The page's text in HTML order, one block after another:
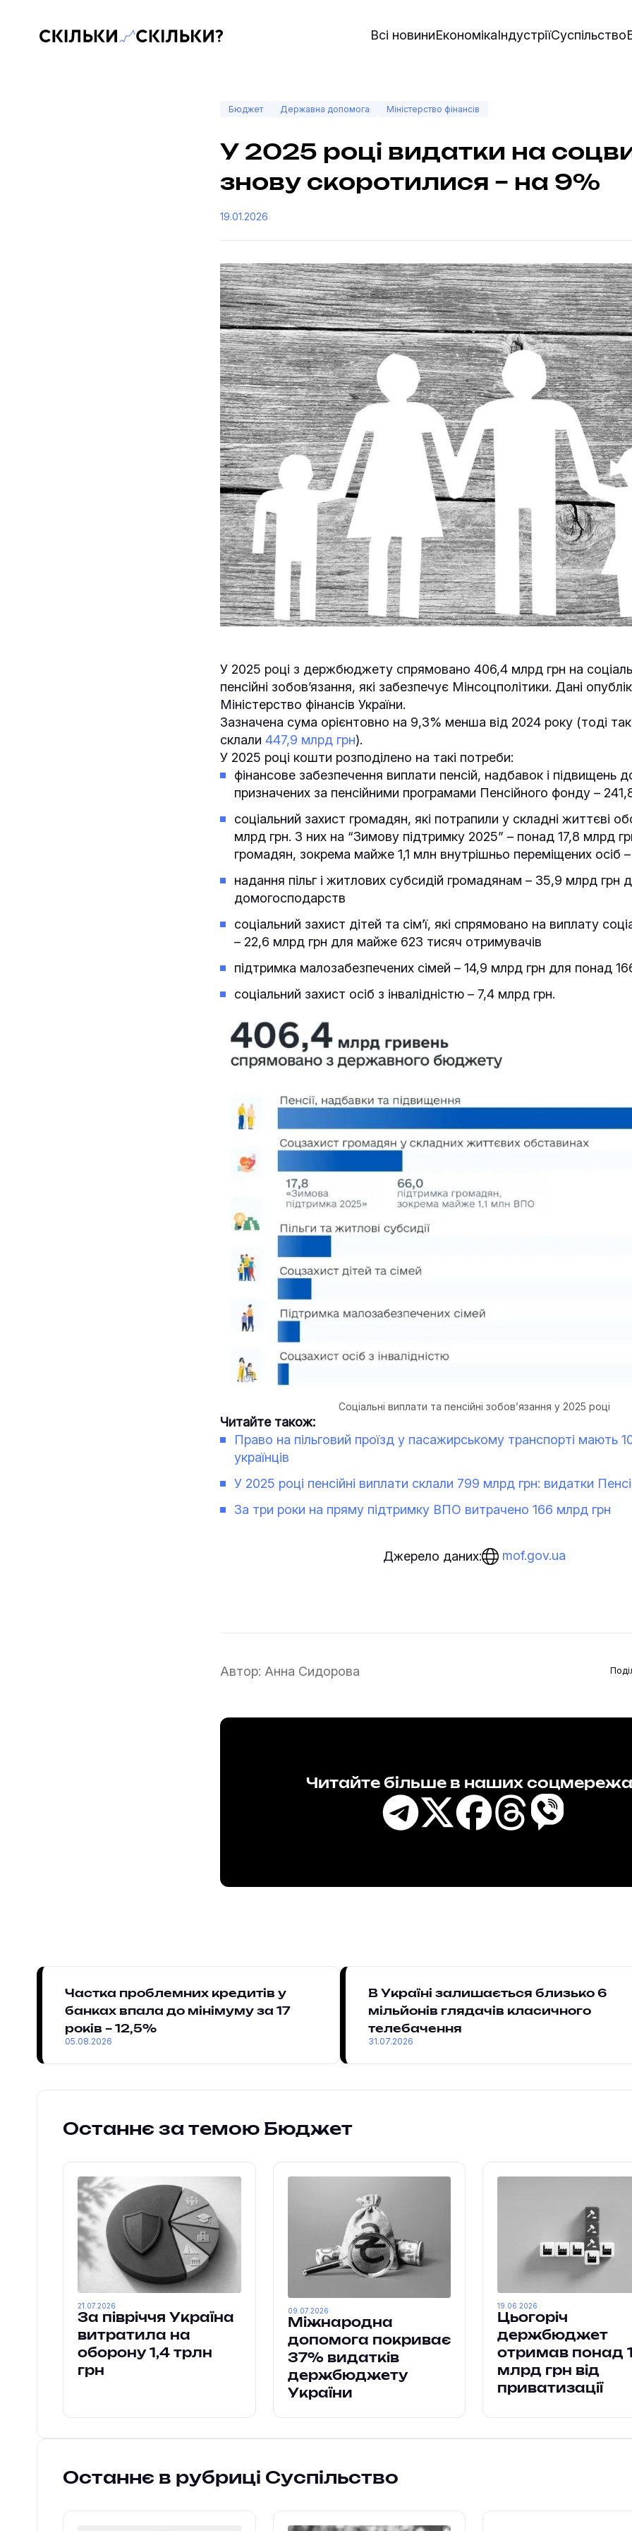
Скільки-скільки? — Медіа про суспільні дані Всі новиниЕкономікаІндустріїСуспільство
Бюджет Державна допомога Міністерство фінансів
У 2025 році видатки на
знову скоротилися – на 9%
19.01.2026
У 2025 році з держбюджету спрямовано 406,4 млрд грн на
пенсійні зобов’язання, які забезпечує Мінсоцполітики. Дані
Міністерство фінансів України.
Зазначена сума орієнтовно на 9,3% менша від 2024 року (тоді
склали 447,9 млрд грн).
У 2025 році кошти розподілено на такі потреби:
фінансове забезпечення виплати пенсій, надбавок і підвищень
призначених за пенсійними програмами Пенсійного фонду –
соціальний захист громадян, які потрапили у складні життєві
млрд грн. З них на “Зимову підтримку 2025” – понад 17,8 млрд
громадян, зокрема майже 1,1 млн внутрішньо переміщених осіб
надання пільг і житлових субсидій громадянам – 35,9 млрд грн
домогосподарств
соціальний захист дітей та сім’ї, які спрямовано на виплату
– 22,6 млрд грн для майже 623 тисяч отримувачів
підтримка малозабезпечених сімей – 14,9 млрд грн для понад
соціальний захист осіб з інвалідністю – 7,4 млрд грн.
Соціальні виплати та пенсійні зобов’язання у 2025 році
Читайте також:
Право на пільговий проїзд у пасажирському транспорті мають
українців
У 2025 році пенсійні виплати склали 799 млрд грн: видатки
За три роки на пряму підтримку ВПО витрачено 166 млрд грн
Джерело даних: mof.gov.ua
Автор: Анна Сидорова
Читайте більше в наших
Частка проблемних кредитів у
банках впала до мінімуму за 17
років – 12,5%
05.08.2026
В Україні залишається близько 6
мільйонів глядачів класичного
телебачення
31.07.2026
Останнє за темою Бюджет
За півріччя Україна
витратила на
оборону 1,4 трлн
грн
21.07.2026
Міжнародна
допомога покриває
37% видатків
держбюджету
України
09.07.2026
Цьогоріч
держбюджет
отримав понад 1
млрд грн від
приватизації
19.06.2026
Останнє в рубриці Суспільство